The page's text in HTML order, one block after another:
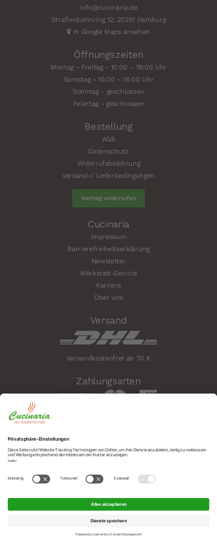
info@cucinaria.de
Straßenbahnring 12, 20251 Hamburg
In Google Maps ansehen
Öffnungszeiten
Montag - Freitag - 10:00 – 19:00 Uhr
Samstag - 10:00 – 18:00 Uhr
Sonntag - geschlossen
Feiertag - geschlossen
Bestellung
AGB
Datenschutz
Widerrufsbelehrung
Versand-/ Lieferbedingungen
Vertrag widerrufen
Cucinaria
Impressum
Barrierefreiheitserklärung
Newsletter
Werkstatt-Service
Karriere
Über uns
Versand
Versandkostenfrei ab 70 €
Zahlungsarten
Sicherheit
Social